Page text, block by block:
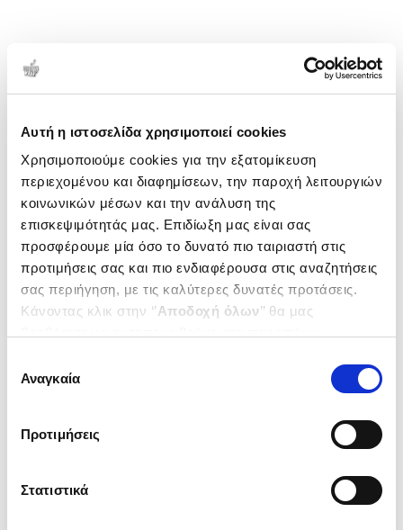
Αυτή η ιστοσελίδα χρησιμοποιεί cookies
Χρησιμοποιούμε cookies για την εξατομίκευση
περιεχομένου και διαφημίσεων, την παροχή λειτουργιών
κοινωνικών μέσων και την ανάλυση της
επισκεψιμότητάς μας. Επιδίωξη μας είναι σας
προσφέρουμε μία όσο το δυνατό πιο ταιριαστή στις
προτιμήσεις σας και πιο ενδιαφέρουσα στις αναζητήσεις
σας περιήγηση, με τις καλύτερες δυνατές προτάσεις.
Κάνοντας κλικ στην ‘’Αποδοχή όλων’’ θα μας
ενδιαφέρουν και να επιλέξετε από τα παρακάτω με την
΄΄και να ενημερωθείτε σχετικά με
συγκατάθεσης
Αναγκαία
Προτιμήσεις
Στατιστικά